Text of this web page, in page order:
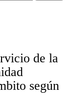
de la
según